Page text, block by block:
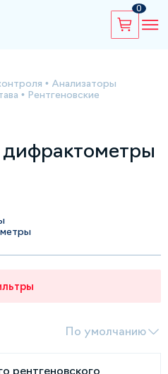
0
• Анализаторы
• Рентгеновские
дифрактометры
По умолчанию